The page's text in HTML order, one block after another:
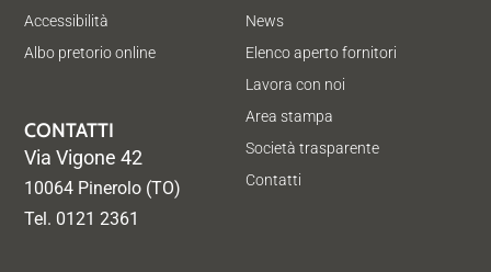
News
Elenco aperto fornitori
Lavora con noi
Area stampa
Società trasparente
Contatti
Accessibilità
Albo pretorio online
CONTATTI
Via Vigone 42
10064 Pinerolo (TO)
Tel. 0121 2361